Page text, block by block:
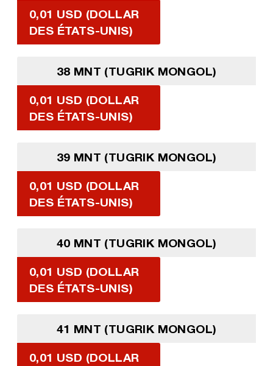
0,01 USD (DOLLAR
DES ÉTATS-UNIS)
38 MNT (TUGRIK MONGOL)
0,01 USD (DOLLAR
DES ÉTATS-UNIS)
39 MNT (TUGRIK MONGOL)
0,01 USD (DOLLAR
DES ÉTATS-UNIS)
40 MNT (TUGRIK MONGOL)
0,01 USD (DOLLAR
DES ÉTATS-UNIS)
41 MNT (TUGRIK MONGOL)
0,01 USD (DOLLAR